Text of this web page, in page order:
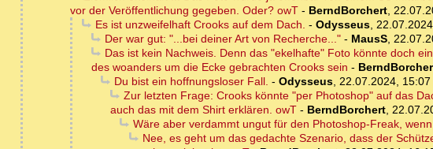
vor der Veröffentlichung gegeben. Oder? owT - BerndBorchert,
Es ist unzweifelhaft Crooks auf dem Dach. - Odysseus,
Der war gut: "...bei deiner Art von Recherche..."- MausS,
Das ist kein Nachweis. Denn das "ekelhafte" Foto könnte doch
des woanders um die Ecke gebrachten Crooks sein -
Du bist ein hoffnungsloser Fall. - Odysseus, 22.07.2024, 15:07
Zur letzten Frage: Crooks könnte "per Photoshop" auf das
auch das mit dem Shirt erklären. owT - BerndBorchert,
Wäre aber verdammt ungut für den Photoshop-Freak,
Nee, es geht um das gedachte Szenario, dass der